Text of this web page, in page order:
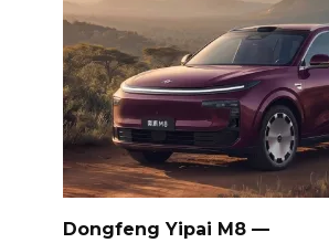
Dongfeng Yipai M8 —